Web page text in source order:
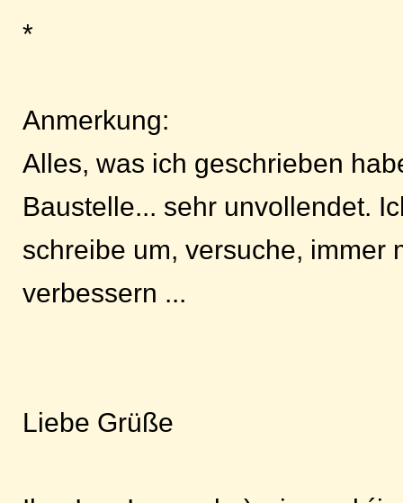
*
Anmerkung:
Alles, was ich geschrieben
Baustelle... sehr unvollendet.
schreibe um, versuche, immer
verbessern ...
Liebe Grüße